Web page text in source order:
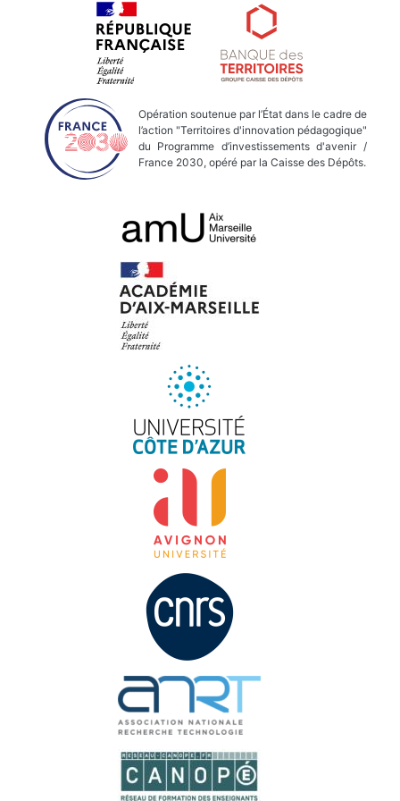
Opération soutenue par l’État dans le cadre de
l’action "Territoires d'innovation pédagogique"
du Programme d’investissements d'avenir /
France 2030, opéré par la Caisse des Dépôts.